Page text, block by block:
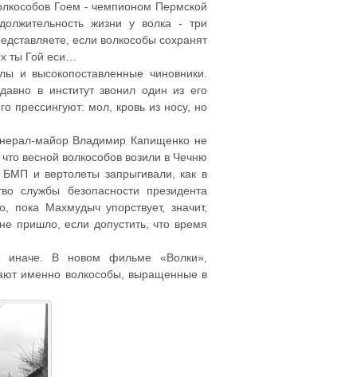
Гоем - чемпионом Пермской
жизни у волка - три
если волкособы сохранят
ты Гой еси…
и высокопоставленные чиновники.
в институт звонил один из его
прессингуют: мол, кровь из носу, но
майор Владимир Капищенко не
весной волкособов возили в Чечню
и вертолеты запрыгивали, как в
службы безопасности президента
пока Махмудыч упорствует, значит,
пришло, если допустить, что время
иначе. В новом фильме «Волки»,
именно волкособы, выращенные в